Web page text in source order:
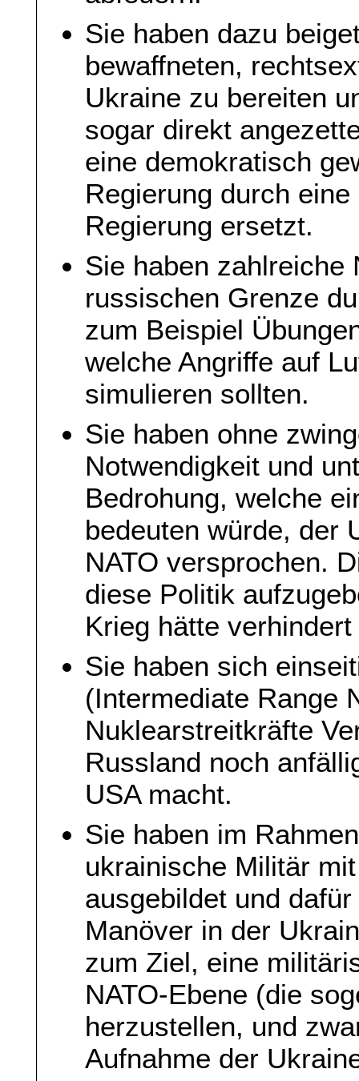
Sie haben dazu
bewaffneten,
Ukraine zu bereiten
sogar direkt
eine demokratisch
Regierung durch
Regierung ersetzt.
Sie haben zahlreiche
russischen Grenze
zum Beispiel
welche Angriffe auf
simulieren sollten.
Sie haben ohne
Notwendigkeit und
Bedrohung, welche
bedeuten würde, der
NATO versprochen.
diese Politik
Krieg hätte
Sie haben sich
(Intermediate Range
Nuklearstreitkräfte
Russland noch
USA macht.
Sie haben im
ukrainische Militär
ausgebildet und
Manöver in der
zum Ziel, eine
NATO-Ebene (die
herzustellen, und
Aufnahme der